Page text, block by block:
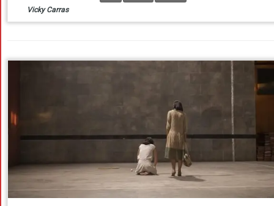
Vicky Carras